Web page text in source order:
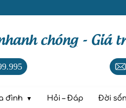
chóng - Giá
đình Hỏi – Đáp Đời